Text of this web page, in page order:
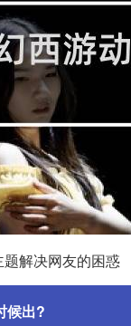
题解决网友的困惑
候出?